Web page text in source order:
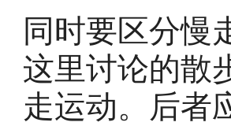
同时要区分慢
这里讨论的散
走运动。后者